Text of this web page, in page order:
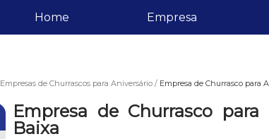
Home Empresa
Empresas de Churrascos para Aniversário Empresa de Churrasco para
Empresa de Churrasco
Baixa